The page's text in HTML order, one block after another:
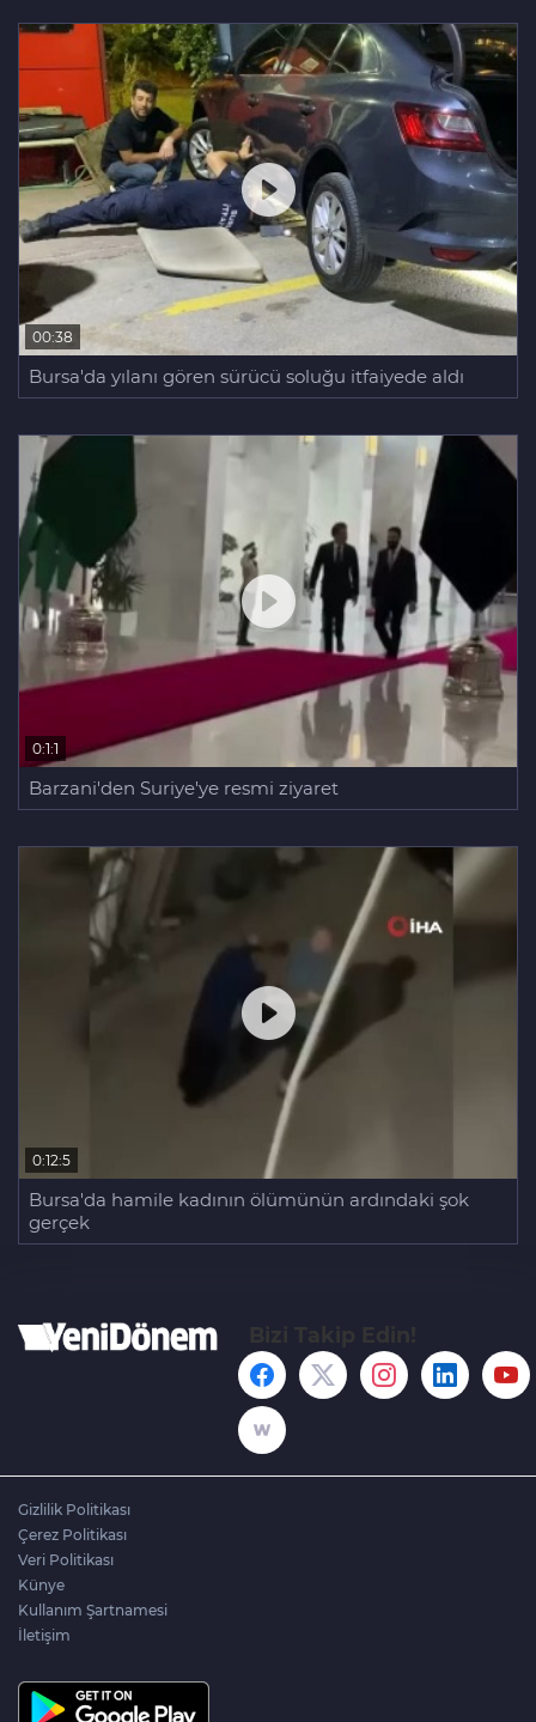
00:38
Bursa'da yılanı gören sürücü soluğu itfaiyede aldı
0:1:1
Barzani'den Suriye'ye resmi ziyaret
0:12:5
Bursa'da hamile kadının ölümünün ardındaki şok
gerçek
Gizlilik Politikası
Çerez Politikası
Veri Politikası
Künye
Kullanım Şartnamesi
İletişim